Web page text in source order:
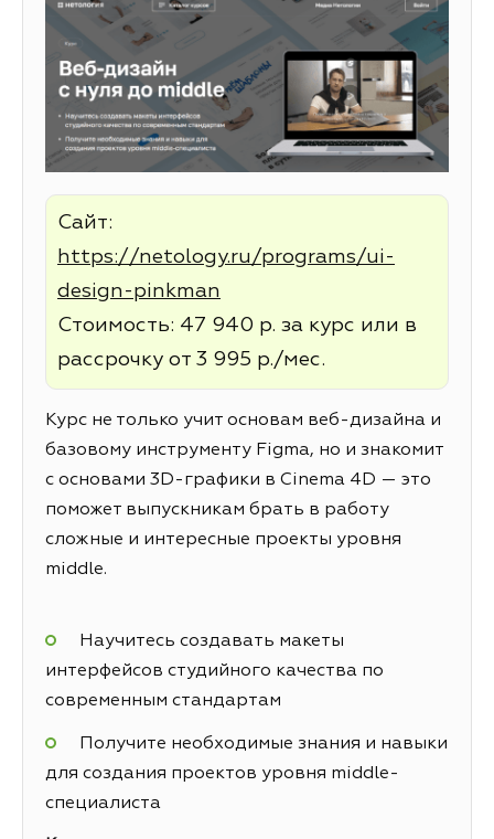
Сайт:
https://netology.ru/programs/ui-
design-pinkman
Стоимость: 47 940 р. за курс или в
рассрочку от 3 995 р./мес.
Курс не только учит основам веб-дизайна и
базовому инструменту Figma, но и знакомит
с основами 3D-графики в Cinema 4D — это
поможет выпускникам брать в работу
сложные и интересные проекты уровня
middle.
Научитесь создавать макеты
интерфейсов студийного качества по
современным стандартам
Получите необходимые знания и навыки
для создания проектов уровня middle-
специалиста